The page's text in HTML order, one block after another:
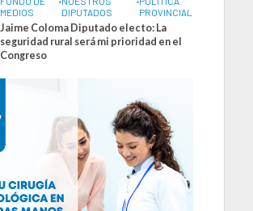
MEDIOS
DIPUTADOS
PROVINCIAL
Jaime Coloma Diputado electo: La
seguridad rural será mi prioridad en el
Congreso